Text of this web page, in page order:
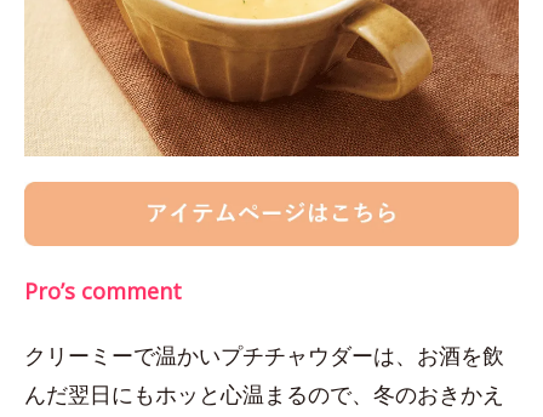
Pro’s comment
クリーミーで温かいプチチャウダーは、お酒を飲
んだ翌日にもホッと心温まるので、冬のおきかえ